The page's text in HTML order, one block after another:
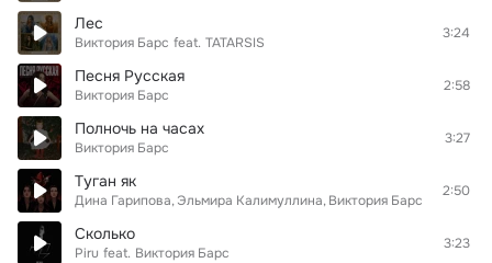
Лес
Виктория Барс feat. TATARSIS
3:24
Песня Русская
Виктория Барс
2:58
Полночь на часах
Виктория Барс
3:27
Туган як
Дина Гарипова Эльмира Калимуллина Виктория Барс
2:50
Сколько
Piru feat. Виктория Барс
3:23